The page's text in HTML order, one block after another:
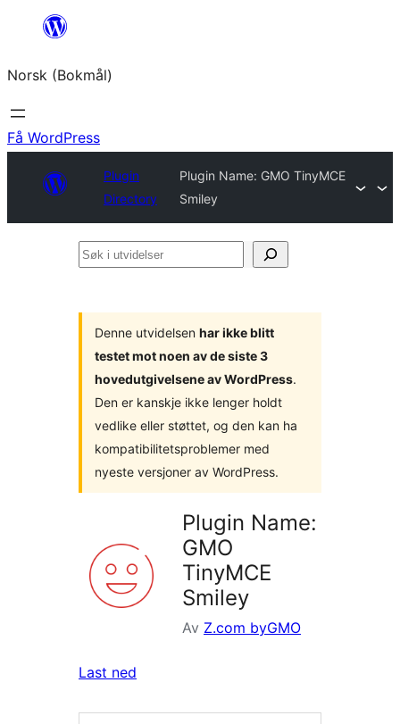
Hopp
innhold
Norsk (Bokmål)
Få WordPress
Plugin
Directory
Plugin Name: GMO TinyMCE
Smiley
Søk
Denne utvidelsen har ikke blitt
testet mot noen av de siste 3
hovedutgivelsene av WordPress.
Den er kanskje ikke lenger holdt
vedlike eller støttet, og den kan ha
kompatibilitetsproblemer med
nyeste versjoner av WordPress.
Plugin Name:
GMO
TinyMCE
Smiley
Av Z.com byGMO
Last ned